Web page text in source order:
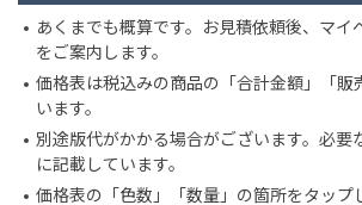
あくまでも概算です。お見積依頼後、マイ
をご案内します。
価格表は税込みの商品の「合計金額」「販
います。
別途版代がかかる場合がございます。必要
に記載しています。
価格表の「色数」「数量」の箇所をタップ